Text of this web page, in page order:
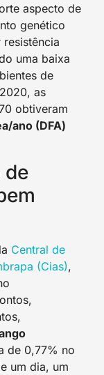
aspecto de
genético
uma baixa
de
as
obtiveram
ano (DFA)
de
Central de
(Cias),
de 0,77% no
um dia, um